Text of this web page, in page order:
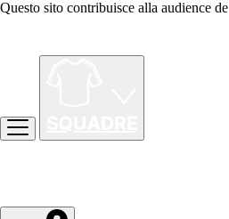
Questo sito contribuisce alla audience de